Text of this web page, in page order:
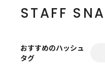
STAFF
おすすめのハッシュ
タグ